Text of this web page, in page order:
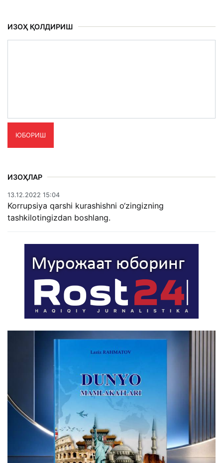
ИЗОҲ ҚОЛДИРИШ
ЮБОРИШ
ИЗОҲЛАР
13.12.2022 15:04
Korrupsiya qarshi kurashishni o‘zingizning
tashkilotingizdan boshlang.